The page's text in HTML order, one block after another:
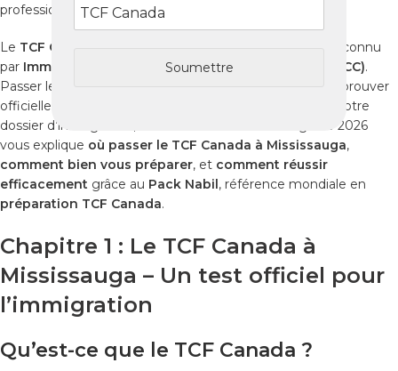
Soumettre
professionnelles.
Le TCF Canada
reconnu
par Immigration, Réfugiés et Citoyenneté Canada (IRCC).
Passer le
vous permet de prouver
officiellement votre niveau de français et de renforcer votre
dossier d’immigration, d’études ou de travail. Ce guide 2026
vous explique où passer le TCF Canada à Mississauga,
comment bien vous préparer, et comment réussir
efficacement grâce au Pack Nabil, référence mondiale en
préparation TCF Canada.
Chapitre 1 : Le TCF Canada à
Mississauga – Un test officiel pour
l’immigration
Qu’est-ce que le TCF Canada ?